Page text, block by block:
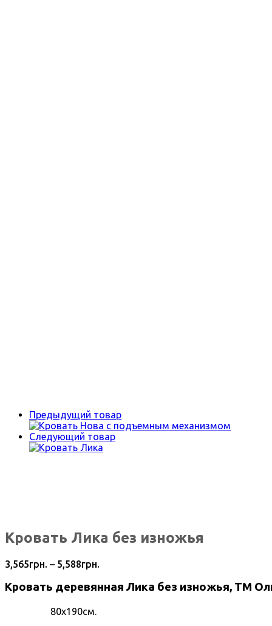
Предыдущий товар
Следующий товар
Кровать Лика без изножья
3,565грн. – 5,588грн.
Кровать деревянная Лика без изножья, ТМ
80х190см.